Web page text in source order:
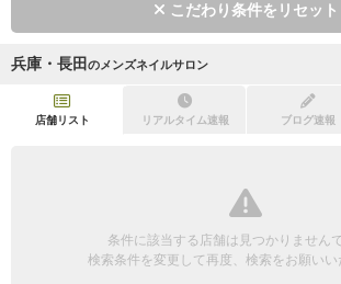
初回割引あり リピータ
団体様歓迎
こだわり条件をリセット
兵庫・長田 の メンズネイルサロン
店舗リスト リアルタイム速報 ブログ速報
条件に該当する店舗は見つかりませんで
検索条件を変更して再度、検索をお願いい